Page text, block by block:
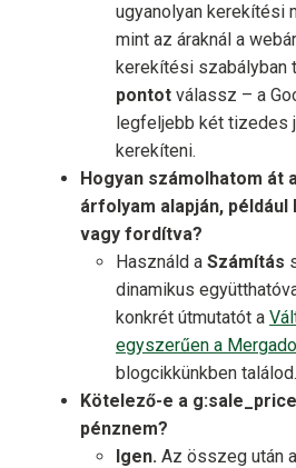
ugyanolyan kerekítési
mint az áraknál a
kerekítési szabályban
pontot válassz – a
legfeljebb két tizedes
kerekíteni.
Hogyan számolhatom át
árfolyam alapján, például
vagy fordítva?
Használd a Számítás
dinamikus
konkrét útmutatót a
egyszerűen a
blogcikkünkben találod.
Kötelező-e a
pénznem?
Igen. Az összeg után